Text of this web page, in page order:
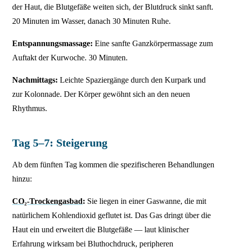
der Haut, die Blutgefäße weiten sich, der Blutdruck sinkt sanft.
20 Minuten im Wasser, danach 30 Minuten Ruhe.
Entspannungsmassage: Eine sanfte Ganzkörpermassage zum
Auftakt der Kurwoche. 30 Minuten.
Nachmittags: Leichte Spaziergänge durch den Kurpark und
zur Kolonnade. Der Körper gewöhnt sich an den neuen
Rhythmus.
Tag 5–7: Steigerung
Ab dem fünften Tag kommen die spezifischeren Behandlungen
hinzu:
CO₂-Trockengasbad: Sie liegen in einer Gaswanne, die mit
natürlichem Kohlendioxid geflutet ist. Das Gas dringt über die
Haut ein und erweitert die Blutgefäße — laut klinischer
Erfahrung wirksam bei Bluthochdruck, peripheren